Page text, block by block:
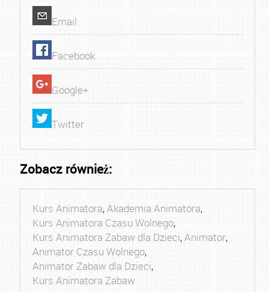
Email
Facebook
Google+
Twitter
Zobacz również:
Kurs Animatora,Akademia Animatora,
Kurs Animatora Czasu Wolnego,
Kurs Animatora Zabaw dla Dzieci,Animator,
Animator Czasu Wolnego,
Animator Zabaw dla Dzieci,
Kurs Animatora Zabaw